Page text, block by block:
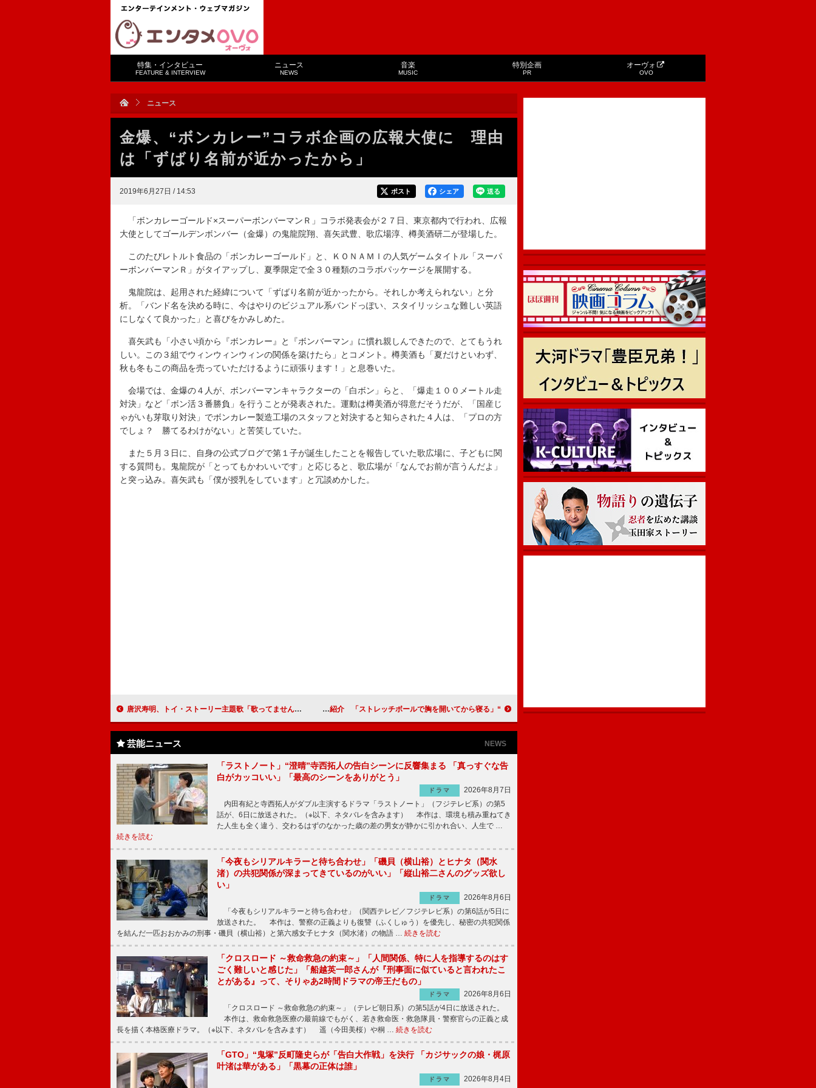
特集・インタビュー
FEATURE & INTERVIEW
ニュース
NEWS
音楽
MUSIC
特別企画
PR
オーヴォ
OVO
ニュース
金爆、“ボンカレー”コラボ企画の広報大使に 理由
は「ずばり名前が近かったから」
2019年6月27日 / 14:53 送る
シェア
ポスト
「ボンカレーゴールド×スーパーボンバーマンＲ」コラボ発表会が２７日、東京都内で行われ、広報
大使としてゴールデンボンバー（金爆）の鬼龍院翔、喜矢武豊、歌広場淳、樽美酒研二が登場した。
このたびレトルト食品の「ボンカレーゴールド」と、ＫＯＮＡＭＩの人気ゲームタイトル「スーパ
ーボンバーマンＲ」がタイアップし、夏季限定で全３０種類のコラボパッケージを展開する。
鬼龍院は、起用された経緯について「ずばり名前が近かったから。それしか考えられない」と分
析。「バンド名を決める時に、今はやりのビジュアル系バンドっぽい、スタイリッシュな難しい英語
にしなくて良かった」と喜びをかみしめた。
喜矢武も「小さい頃から『ボンカレー』と『ボンバーマン』に慣れ親しんできたので、とてもうれ
しい。この３組でウィンウィンウィンの関係を築けたら」とコメント。樽美酒も「夏だけといわず、
秋も冬もこの商品を売っていただけるように頑張ります！」と息巻いた。
会場では、金爆の４人が、ボンバーマンキャラクターの「白ボン」らと、「爆走１００メートル走
対決」など「ボン活３番勝負」を行うことが発表された。運動は樽美酒が得意だそうだが、「国産じ
ゃがいも芽取り対決」でボンカレー製造工場のスタッフと対決すると知らされた４人は、「プロの方
でしょ？ 勝てるわけがない」と苦笑していた。
また５月３日に、自身の公式ブログで第１子が誕生したことを報告していた歌広場に、子どもに関
する質問も。鬼龍院が「とってもかわいいです」と応じると、歌広場が「なんでお前が言うんだよ」
と突っ込み。喜矢武も「僕が授乳をしています」と冗談めかした。
唐沢寿明、トイ・ストーリー主題歌「歌ってません」 ダイアモンドユカイがステージ上で生歌唱 “ママモデル”辻元舞、夜の美容法を紹介 「ストレッチボールで胸を開いてから寝る」
芸能ニュース NEWS
「ラストノート」“澄晴”寺西拓人の告白シーンに反響集まる 「真っすぐな告
白がカッコいい」「最高のシーンをありがとう」
ドラマ
2026年8月7日
内田有紀と寺西拓人がダブル主演するドラマ「ラストノート」（フジテレビ系）の第5
話が、6日に放送された。（※以下、ネタバレを含みます） 本作は、環境も積み重ねてき
た人生も全く違う、交わるはずのなかった歳の差の男女が静かに引かれ合い、人生で …
続きを読む
「今夜もシリアルキラーと待ち合わせ」「磯貝（横山裕）とヒナタ（関水
渚）の共犯関係が深まってきているのがいい」「縦山裕二さんのグッズ欲し
い」
ドラマ
2026年8月6日
「今夜もシリアルキラーと待ち合わせ」（関西テレビ／フジテレビ系）の第6話が5日に
放送された。 本作は、警察の正義よりも復讐（ふくしゅう）を優先し、秘密の共犯関係
を結んだ一匹おおかみの刑事・磯貝（横山裕）と第六感女子ヒナタ（関水渚）の物語 … 続きを読む
「クロスロード ～救命救急の約束～」「人間関係、特に人を指導するのはす
ごく難しいと感じた」「船越英一郎さんが『刑事面に似ていると言われたこ
とがある』って、そりゃあ2時間ドラマの帝王だもの」
ドラマ
2026年8月6日
「クロスロード ～救命救急の約束～」（テレビ朝日系）の第5話が4日に放送された。
本作は、救命救急医療の最前線でもがく、若き救命医・救急隊員・警察官らの正義と成
長を描く本格医療ドラマ。（※以下、ネタバレを含みます） 遥（今田美桜）や桐 … 続きを読む
「GTO」“鬼塚”反町隆史らが「告白大作戦」を決行 「カジサックの娘・梶原
叶渚は華がある」「黒幕の正体は誰」
ドラマ 2026年8月4日